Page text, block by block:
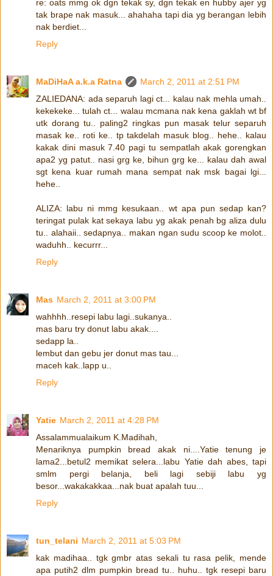
re: oats mmg ok dgn tekak sy, dgn tekak en hubby ajer yg
tak brape nak masuk... ahahaha tapi dia yg berangan lebih
nak berdiet...
Reply
MaDiHaA a.k.a Ratna
March 2, 2011 at 2:51 PM
ZALIEDANA: ada separuh lagi ct... kalau nak mehla umah..
kekekeke... tulah ct... walau mcmana nak kena gaklah wt bf
utk dorang tu.. paling2 ringkas pun masak telur separuh
masak ke.. roti ke.. tp takdelah masuk blog.. hehe.. kalau
kakak dini masuk 7.40 pagi tu sempatlah akak gorengkan
apa2 yg patut.. nasi grg ke, bihun grg ke... kalau dah awal
sgt kena kuar rumah mana sempat nak msk bagai lgi...
hehe..
ALIZA: labu ni mmg kesukaan.. wt apa pun sedap kan?
teringat pulak kat sekaya labu yg akak penah bg aliza dulu
tu.. alahaii.. sedapnya.. makan ngan sudu scoop ke molot..
waduhh.. kecurrr...
Reply
Mas March 2, 2011 at 3:00 PM
wahhhh..resepi labu lagi..sukanya..
mas baru try donut labu akak....
sedapp la..
lembut dan gebu jer donut mas tau...
maceh kak..lapp u..
Reply
Yatie March 2, 2011 at 4:28 PM
Assalammualaikum K.Madihah,
Menariknya pumpkin bread akak ni....Yatie tenung je
lama2...betul2 memikat selera...labu Yatie dah abes, tapi
smlm pergi belanja, beli lagi sebiji labu yg
besor...wakakakkaa...nak buat apalah tuu...
Reply
tun_telani March 2, 2011 at 5:03 PM
kak madihaa.. tgk gmbr atas sekali tu rasa pelik, mende
apa putih2 dlm pumpkin bread tu.. huhu.. tgk resepi baru